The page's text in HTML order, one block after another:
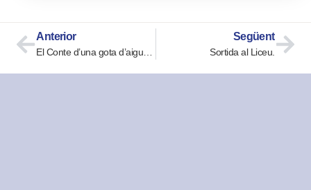
Anterior Següent
Sortida al Liceu.